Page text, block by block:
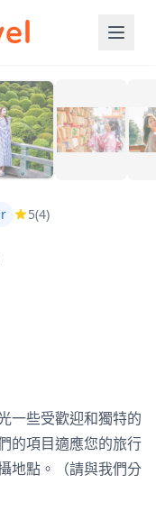
5(4)
一些受歡迎和獨特的
的項目適應您的旅行
地點。（請與我們分